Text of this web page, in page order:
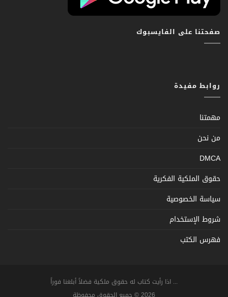
صفحتنا على الفايسبوك
روابط مفيدة
مهمتنا
من نحن
DMCA
حقوق الملكية الفكرية
سياسة الخصوصية
شروط الإستخدام
فهرس الكتب
... اذا رأيت كتاب له حقوق ملكية فضلاً أبلغنا فوراً